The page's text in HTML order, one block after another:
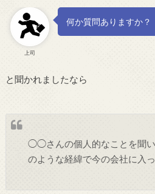
上司
何か質問ありますか？
と聞かれましたなら
◯◯さんの個人的なことを聞
のような経緯で今の会社に入